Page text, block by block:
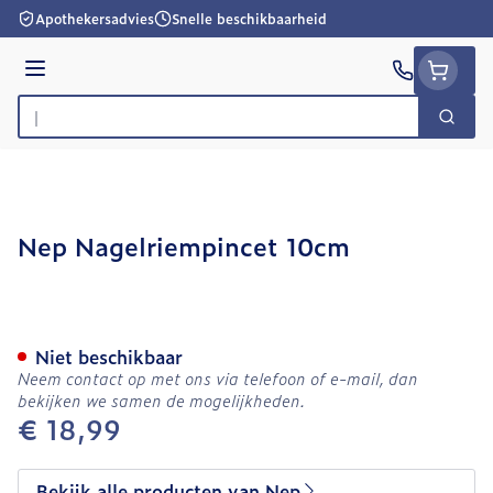
Ga naar de inhoud
Apothekersadvies Snelle beschikbaarheid
Menu
Product, merk, categorie...
Zoek
Nep Nagelriempincet 10cm
€ 18,99
Niet beschikbaar
Neem contact op met ons via telefoon of e-mail, dan
bekijken we samen de mogelijkheden.